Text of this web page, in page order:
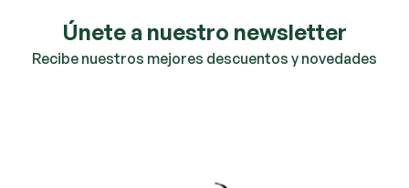
Únete a nuestro newsletter
Recibe nuestros mejores descuentos y novedades